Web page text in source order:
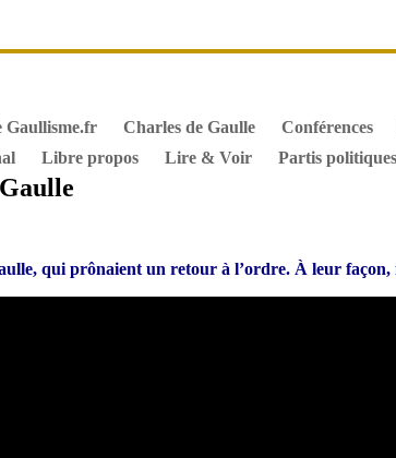
Gaullisme.fr Charles de Gaulle Conférences
Libre propos Lire & Voir Partis politiques
qui prônaient un retour à l’ordre. À leur façon,